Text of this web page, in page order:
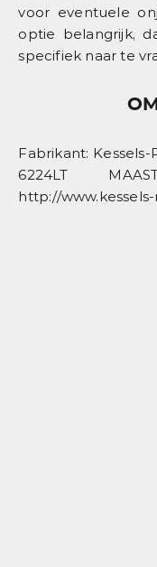
voor eventuele
optie belangrijk,
specifiek naar te
Fabrikant: Kessels-
6224LT
http://